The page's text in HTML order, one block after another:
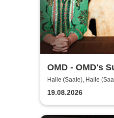
OMD - OMD's
Halle (Saale), Halle
19.08.2026